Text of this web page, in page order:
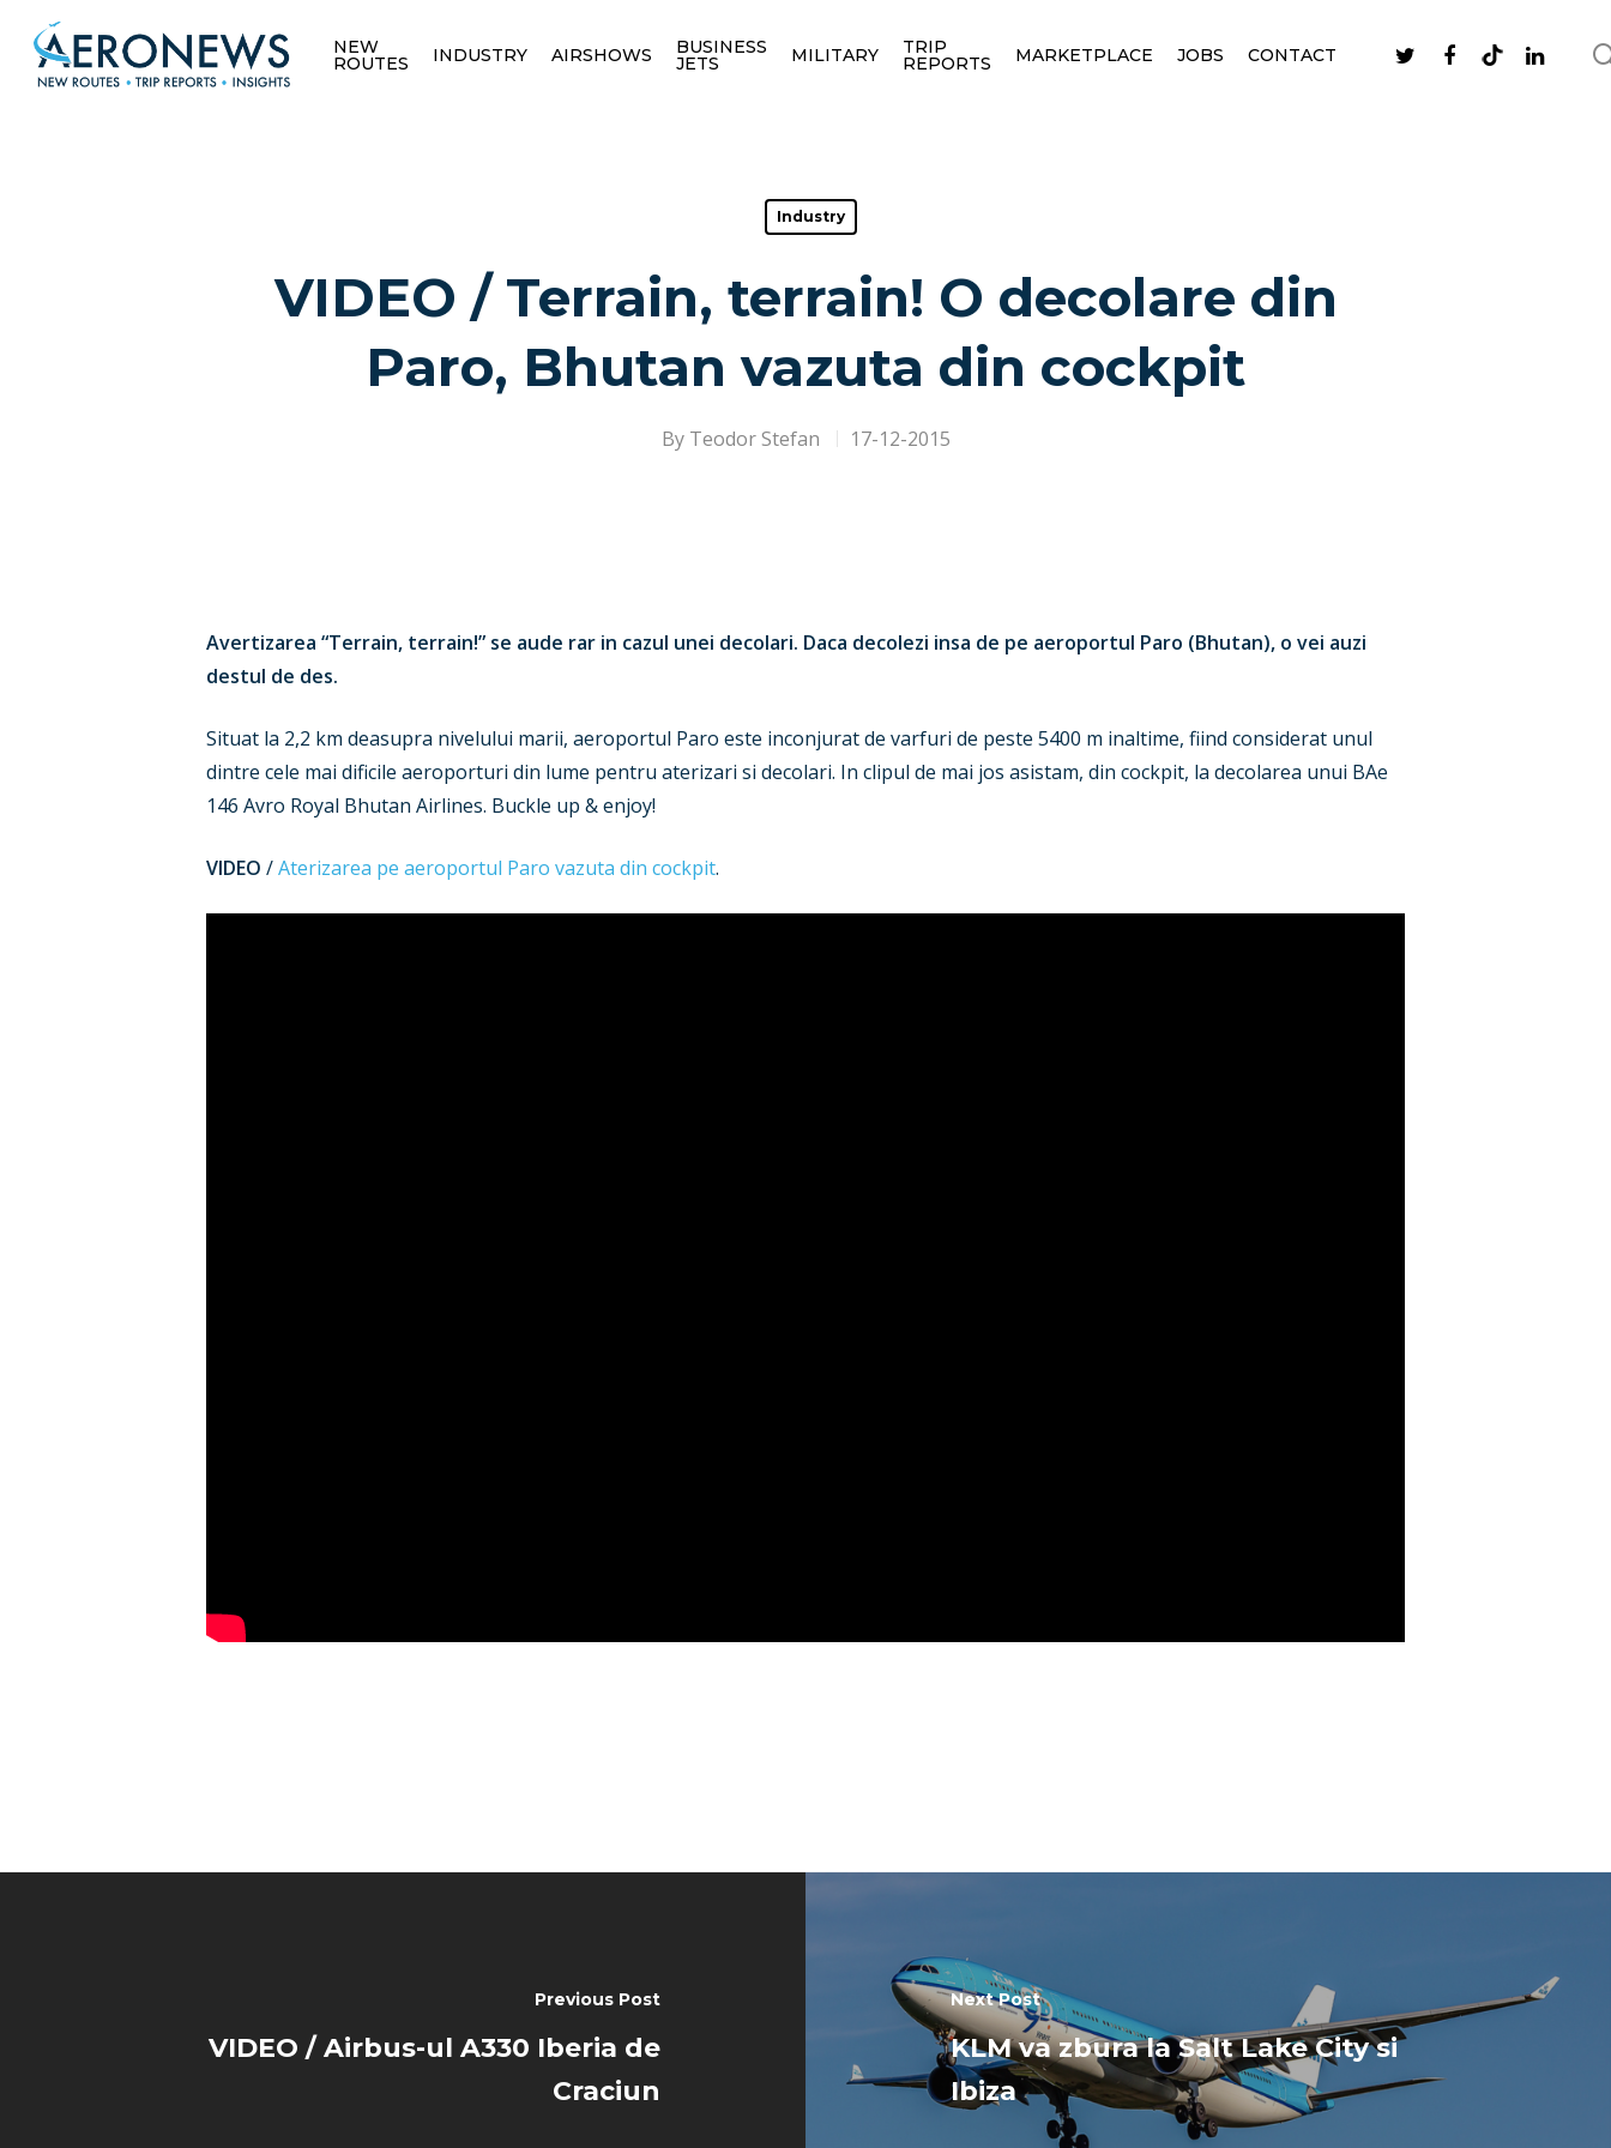
NEW
ROUTES INDUSTRY AIRSHOWS BUSINESS
JETS MILITARY TRIP
REPORTS MARKETPLACE JOBS CONTACT
Industry
VIDEO / Terrain, terrain! O decolare din
Paro, Bhutan vazuta din cockpit
By Teodor Stefan 17-12-2015
Avertizarea “Terrain, terrain!” se aude rar in cazul unei decolari. Daca decolezi insa de pe aeroportul Paro (Bhutan), o vei auzi
destul de des.
Situat la 2,2 km deasupra nivelului marii, aeroportul Paro este inconjurat de varfuri de peste 5400 m inaltime, fiind considerat unul
dintre cele mai dificile aeroporturi din lume pentru aterizari si decolari. In clipul de mai jos asistam, din cockpit, la decolarea unui BAe
146 Avro Royal Bhutan Airlines. Buckle up & enjoy!
VIDEO /Aterizarea pe aeroportul Paro vazuta din cockpit.
Previous Post
VIDEO / Airbus-ul A330 Iberia de
Craciun
Next Post
KLM va zbura la Salt Lake City si
Ibiza